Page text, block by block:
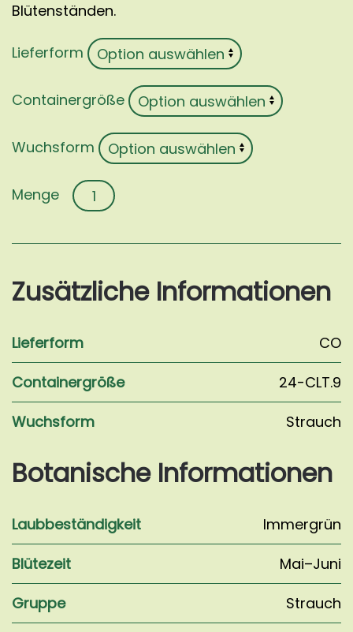
Blütenständen.
Lieferform
Containergröße
Wuchsform
Callistemon
laevis
Zusätzliche Informationen
Lieferform
CO
Containergröße
24-CLT.9
Wuchsform
Strauch
Botanische Informationen
Laubbeständigkeit
Immergrün
Blütezeit
Mai–Juni
Gruppe
Strauch